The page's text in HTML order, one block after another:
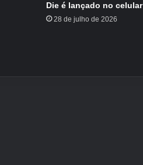
Die é lançado no celular
28 de julho de 2026